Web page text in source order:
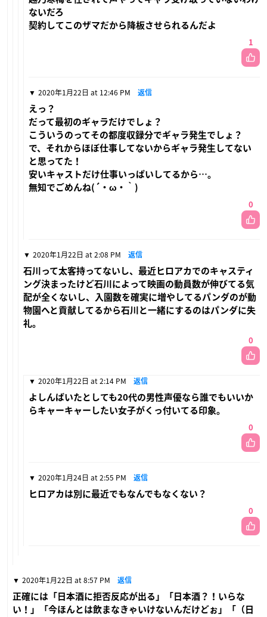
ないだろ
契約してこのザマだから降板させられるんだよ
1
2020年1月22日 at 12:46 PM 返信
えっ？
だって最初のギャラだけでしょ？
こういうのってその都度収録分でギャラ発生でしょ？
で、それからほぼ仕事してないからギャラ発生してない
と思ってた！
安いキャストだけ仕事いっぱいしてるから…。
無知でごめんね(´・ω・｀)
0
2020年1月22日 at 2:08 PM 返信
石川って太客持ってないし、最近ヒロアカでのキャスティ
ング決まったけど石川によって映画の動員数が伸びてる気
配が全くないし、入園数を確実に増やしてるパンダのが動
物園へと貢献してるから石川と一緒にするのはパンダに失
礼。
0
2020年1月22日 at 2:14 PM 返信
よしんばいたとしても20代の男性声優なら誰でもいいか
らキャーキャーしたい女子がくっ付いてる印象。
0
2020年1月24日 at 2:55 PM 返信
ヒロアカは別に最近でもなんでもなくない？
0
2020年1月22日 at 8:57 PM 返信
正確には「日本酒に拒否反応が出る」「日本酒？！いらな
い！」「今ほんとは飲まなきゃいけないんだけどぉ」「（日